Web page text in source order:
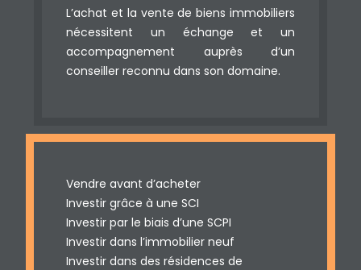
L’achat et la vente de biens immobiliers
nécessitent un échange et un
accompagnement auprès d’un
conseiller reconnu dans son domaine.
Vendre avant d’acheter
Investir grâce à une SCI
Investir par le biais d’une SCPI
Investir dans l’immobilier neuf
Investir dans des résidences de